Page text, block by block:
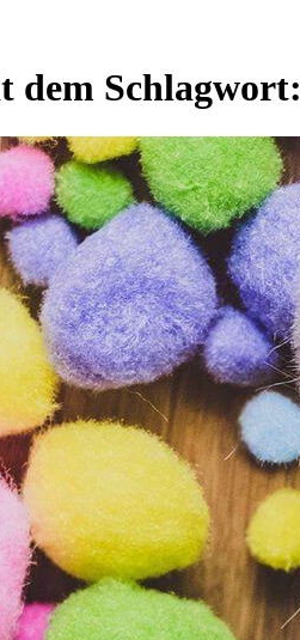
Schlagwort: